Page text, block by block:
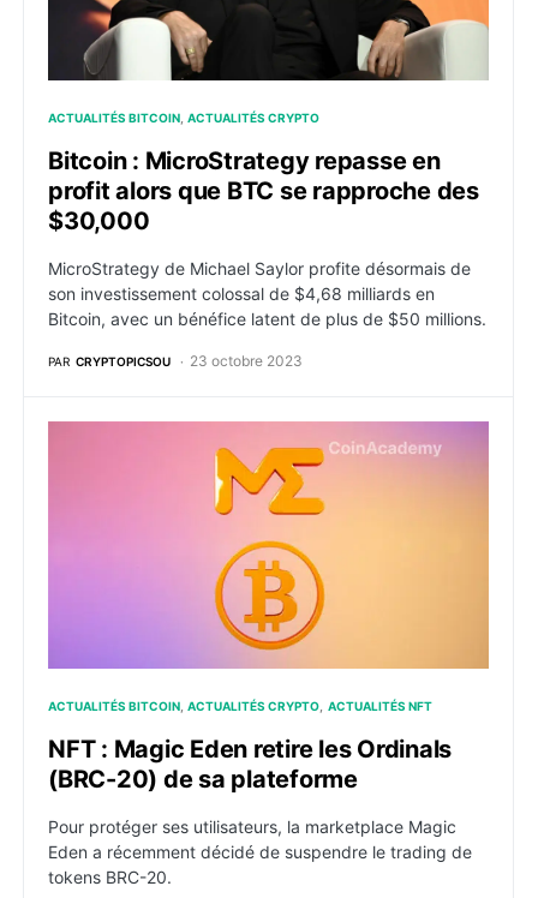
ACTUALITÉS BITCOIN ACTUALITÉS CRYPTO
Bitcoin : MicroStrategy repasse en
profit alors que BTC se rapproche des
$30,000
MicroStrategy de Michael Saylor profite désormais de
son investissement colossal de $4,68 milliards en
Bitcoin, avec un bénéfice latent de plus de $50 millions.
PAR CRYPTOPICSOU 23 octobre 2023
NFT : Magic Eden retire les Ordinals (BRC-20) de sa
ACTUALITÉS BITCOIN ACTUALITÉS CRYPTO ACTUALITÉS NFT
NFT : Magic Eden retire les Ordinals
(BRC-20) de sa plateforme
Pour protéger ses utilisateurs, la marketplace Magic
Eden a récemment décidé de suspendre le trading de
tokens BRC-20.